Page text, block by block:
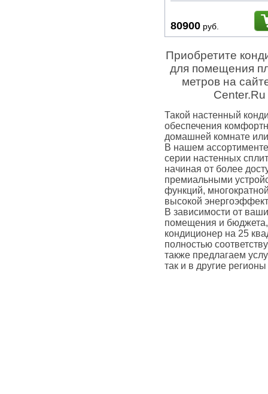
80900 руб.
Приобретите
для помещения
метров на
Такой настенный
обеспечения
домашней комнате
В нашем
серии настенных
начиная от более
премиальными
функций,
высокой
В зависимости от
помещения и
кондиционер на 25
полностью
также предлагаем
так и в другие